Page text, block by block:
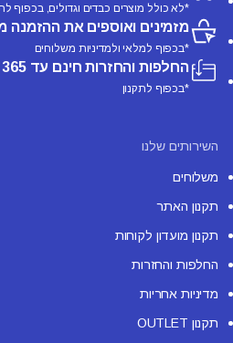
*לא כולל מוצרים כבדים וגדולים, בכפוף
מזמינים ואוספים את ההזמנה
*בכפוף למלאי ולמדיניות משלוחים
החלפות והחזרות חינם עד 365 ימים ממועד הרכישה
*בכפוף לתקנון
השירותים שלנו
משלוחים
תקנון האתר
תקנון מועדון לקוחות
החלפות והחזרות
מדיניות אחריות
תקנון OUTLET